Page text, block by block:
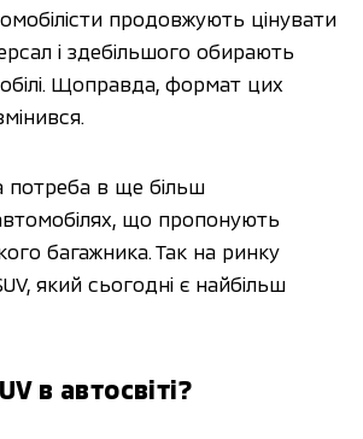
продовжують цінувати
і здебільшого обирають
Щоправда, формат цих
потреба в ще більш
що пропонують
багажника. Так на ринку
який сьогодні є найбільш
в автосвіті?